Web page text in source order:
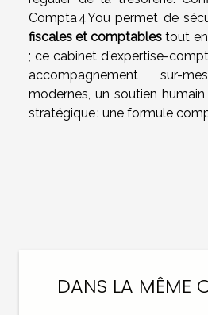
Compta 4 You permet de
fiscales et comptablestout
; ce cabinet d’expertise-
accompagnement sur-
modernes, un soutien
stratégique : une formule
DANS LA MÊME